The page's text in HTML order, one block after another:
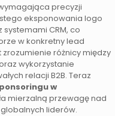
precyzji
eksponowania logo
CRM, co
w konkretny lead
różnicy między
wykorzystanie
relacji B2B. Teraz
w
mierzalną przewagę nad
liderów.